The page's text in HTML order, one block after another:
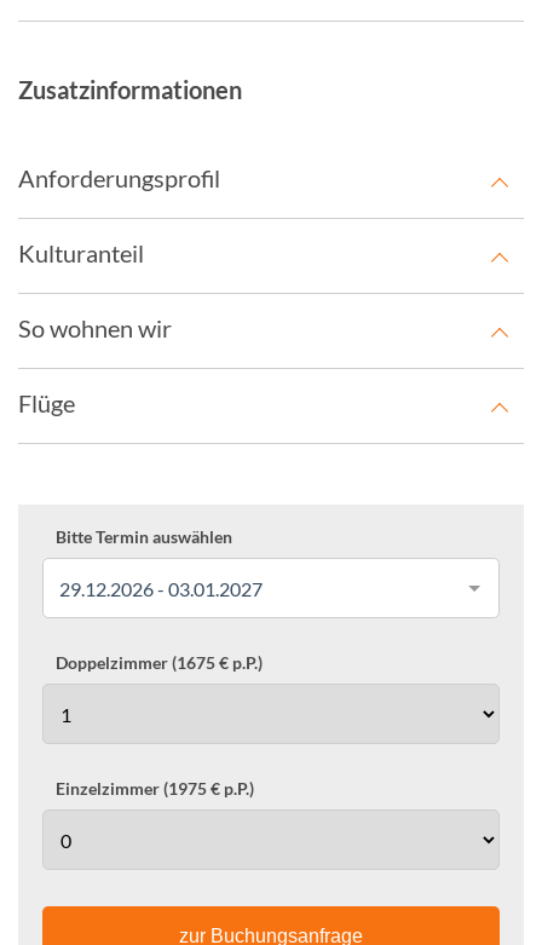
Zusatzinformationen
Anforderungsprofil
Kulturanteil
So wohnen wir
Flüge
Bitte Termin auswählen
29.12.2026 - 03.01.2027
Doppelzimmer (1675 € p.P.)
Einzelzimmer (1975 € p.P.)
zur Buchungsanfrage